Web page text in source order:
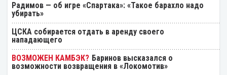
Радимов — об игре «Спартака»: «Такое барахло надо
убирать»
ЦСКА собирается отдать в аренду своего
нападающего
Баринов высказался о
возможности возвращения в «Локомотив»